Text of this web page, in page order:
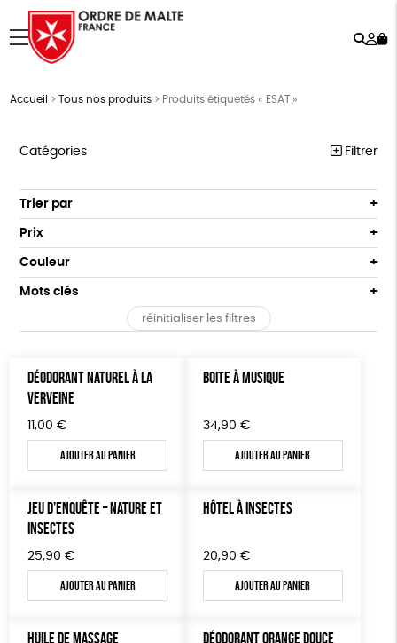
menu
Accueil >Tous nos produits > Produits étiquetés « ESAT »
Catégories Filtrer
NOTRE COLLECTION
ACCESSOIRES
MAISON
BIEN-ÊTRE
ÉPICERIE
LIVRES
JEUX
Trier par
Par défaut
Popularité
Prix : du - cher au + cher
Prix : du + cher au - cher
Prix
Tous
0 € - 50 €
Plus de 200€
Couleur
Blanc Pur
violet
Mots clés
Fabriqué en France Agriculture Biologique
FSC
Fabriqué en Espagne Textile Bio
réinitialiser les filtres
DÉODORANT NATUREL À LA
VERVEINE
11,00 €
Ajouter au panier
BOITE À MUSIQUE
34,90 €
Ajouter au panier
JEU D’ENQUÊTE – NATURE ET
INSECTES
25,90 €
Ajouter au panier
HÔTEL À INSECTES
20,90 €
Ajouter au panier
HUILE DE MASSAGE DÉODORANT ORANGE DOUCE